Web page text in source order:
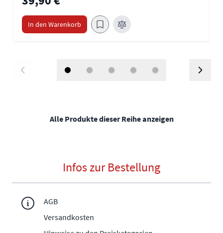
In den Warenkorb
Alle Produkte dieser Reihe anzeigen
Infos zur Bestellung
AGB
Versandkosten